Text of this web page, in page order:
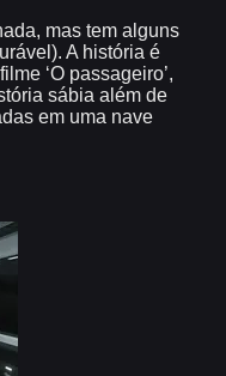
mas tem alguns
A história é
‘O passageiro’,
sábia além de
em uma nave